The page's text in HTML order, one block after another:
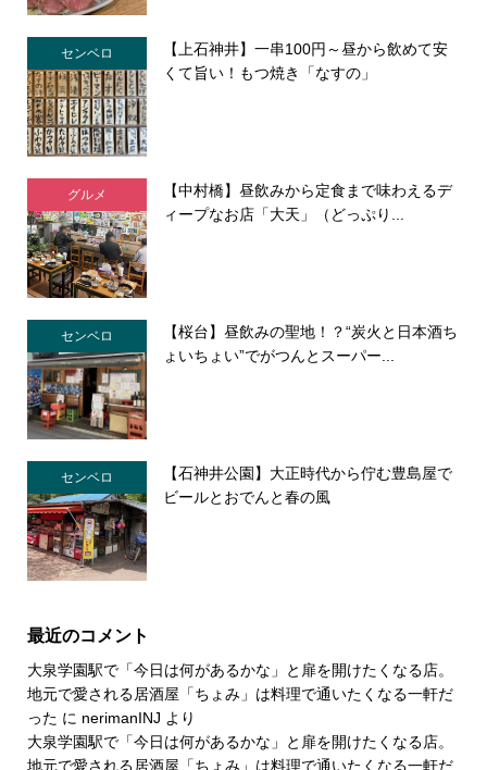
センベロ
【上石神井】一串100円～昼から飲めて安
くて旨い！もつ焼き「なすの」
グルメ
【中村橋】昼飲みから定食まで味わえるデ
ィープなお店「大天」（どっぷり...
センベロ
【桜台】昼飲みの聖地！？“炭火と日本酒ち
ょいちょい”でがつんとスーパー...
センベロ
【石神井公園】大正時代から佇む豊島屋で
ビールとおでんと春の風
最近のコメント
大泉学園駅で「今日は何があるかな」と扉を開けたくなる店。
地元で愛される居酒屋「ちょみ」は料理で通いたくなる一軒だ
った に nerimanINJ より
大泉学園駅で「今日は何があるかな」と扉を開けたくなる店。
地元で愛される居酒屋「ちょみ」は料理で通いたくなる一軒だ